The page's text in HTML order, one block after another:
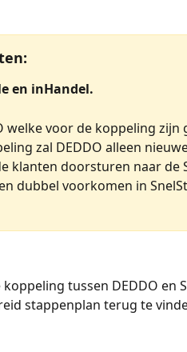
en inHandel.
welke voor de koppeling zijn
zal DEDDO alleen
klanten doorsturen naar de
dubbel voorkomen in
tussen DEDDO en
stappenplan terug te